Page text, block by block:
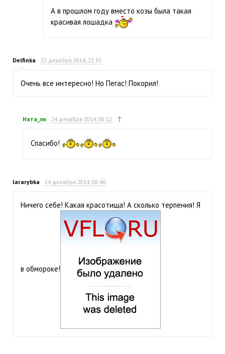
А в прошлом году вместо козы была такая
красивая лошадка
Delfinka 23 декабря 2014, 23:33
Очень все интересно! Но Пегас! Покорил!
Ната_ли 24 декабря 2014, 00:12 ↑
Спасибо!
lararybka 24 декабря 2014, 00:46
Ничего себе! Какая красотища! А сколько терпения! Я
в обмороке!